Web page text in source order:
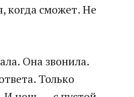
когда сможет. Не
Она звонила.
Только